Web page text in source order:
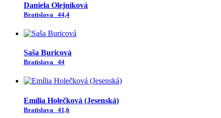
Daniela Olejníková
Bratislava 44,4
Saša Buricová
Bratislava 44
Emília Holečková (Jesenská)
Bratislava 41,6